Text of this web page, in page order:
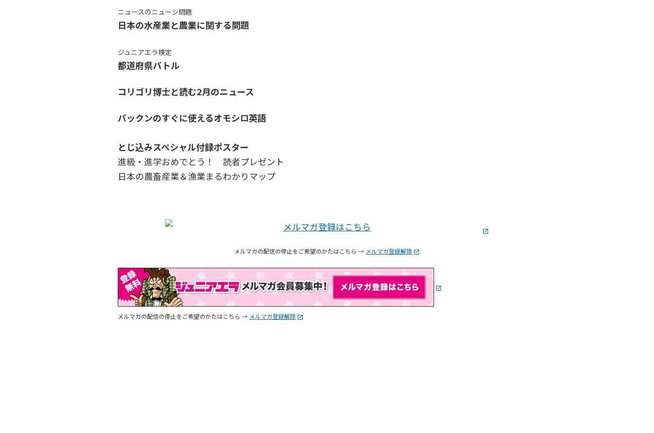
ニュースのニューシ問題
日本の水産業と農業に関する問題
ジュニアエラ検定
都道府県バトル
コリゴリ博士と読む2月のニュース
パックンのすぐに使えるオモシロ英語
とじ込みスペシャル付録ポスター
進級・進学おめでとう！ 読者プレゼント
日本の農畜産業＆漁業まるわかりマップ
メルマガの配信の停止をご希望のかたはこちら → メルマガ登録解除
メルマガの配信の停止をご希望のかたはこちら → メルマガ登録解除